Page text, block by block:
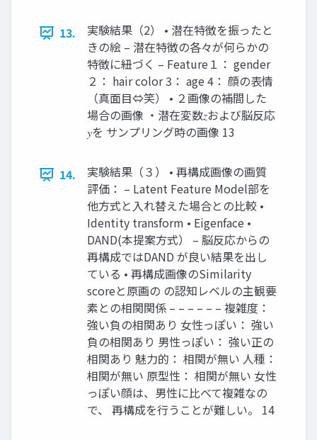
13.
実験結果（2） • 潜在特徴を振ったと
きの絵 – 潜在特徴の各々が何らかの
特徴に紐づく – Feature１： gender
２： hair color 3： age 4： 顔の表情
（真面目⇔笑） • ２画像の補間した
場合の画像 ・潜在変数𝑧および脳反応
𝑦を サンプリング時の画像 13
14.
実験結果（３） • 再構成画像の画質
評価： – Latent Feature Model部を
他方式と入れ替えた場合との比較 •
Identity transform • Eigenface •
DAND(本提案方式） – 脳反応からの
再構成ではDAND が良い結果を出し
ている • 再構成画像のSimilarity
scoreと原画の の認知レベルの主観要
素との相関関係 – – – – – – 複雑度：
強い負の相関あり 女性っぽい： 強い
負の相関あり 男性っぽい： 強い正の
相関あり 魅力的： 相関が無い 人種：
相関が無い 原型性： 相関が無い 女性
っぽい顔は、男性に比べて複雑なの
で、 再構成を行うことが難しい。 14